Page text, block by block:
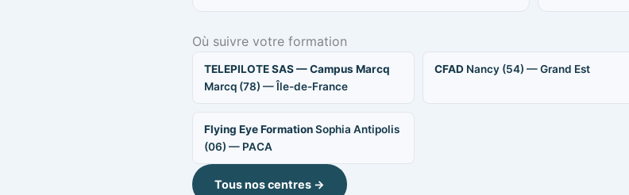
Où suivre votre formation
TELEPILOTE SAS — Campus Marcq
Marcq (78) — Île-de-France
CFAD Nancy (54) — Grand Est
Flying Eye FormationSophia Antipolis
(06) — PACA
Tous nos centres →